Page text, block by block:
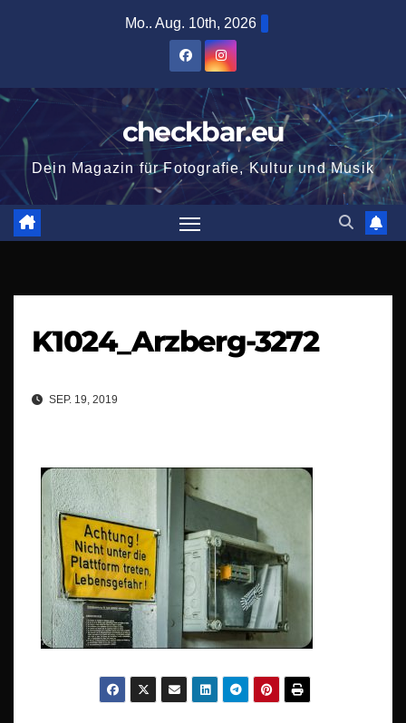
Mo.. Aug. 10th, 2026
checkbar.eu
Dein Magazin für Fotografie, Kultur und Musik
K1024_Arzberg-3272
SEP. 19, 2019